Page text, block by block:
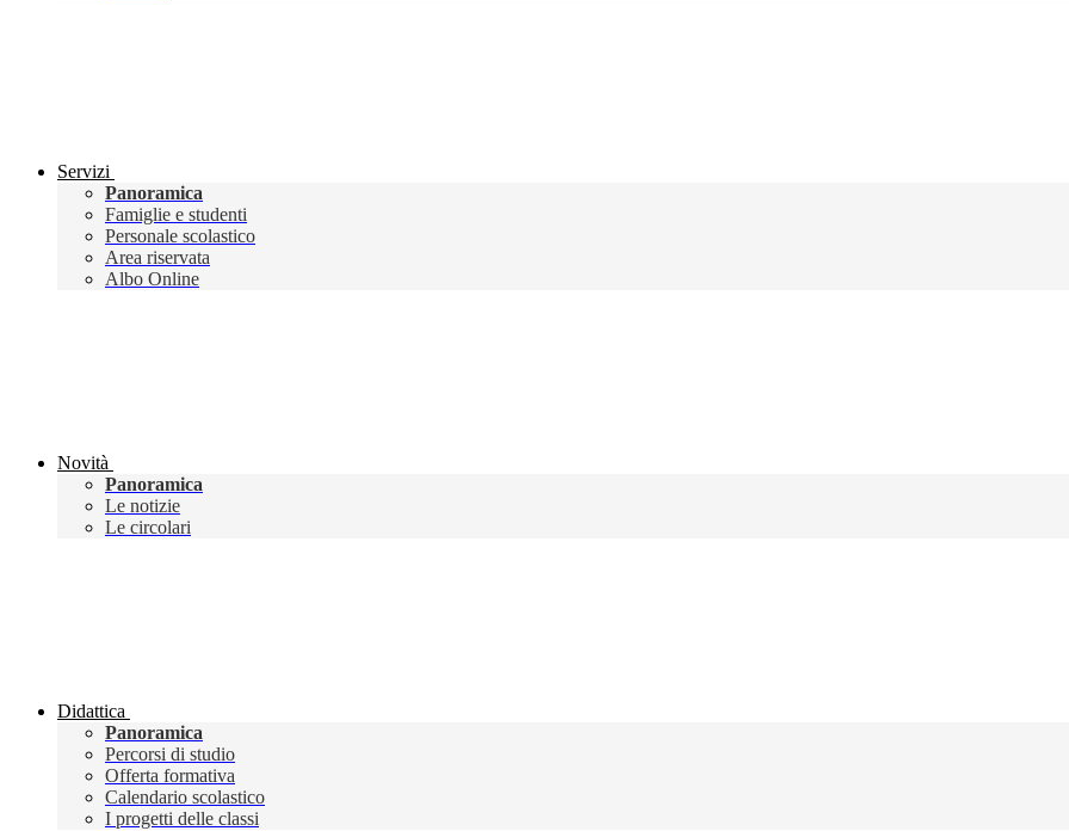
Servizi
Panoramica
Famiglie e studenti
Personale scolastico
Area riservata
Albo Online
Novità
Panoramica
Le notizie
Le circolari
Didattica
Panoramica
Percorsi di studio
Offerta formativa
Calendario scolastico
I progetti delle classi